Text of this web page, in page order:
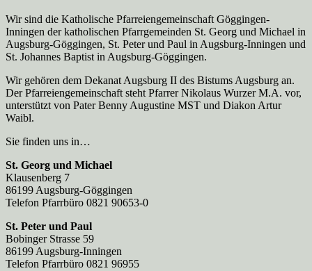
Wir sind die Katholische Pfarreien­gemeinschaft Göggingen-
Inningen der katholischen Pfarrgemeinden St. Georg und Michael in
Augsburg-Göggingen, St. Peter und Paul in Augsburg-Inningen und
St. Johannes Baptist in Augsburg-Göggingen.
Wir gehören dem Dekanat Augsburg II des Bistums Augsburg an.
Der Pfarreien­gemeinschaft steht Pfarrer Nikolaus Wurzer M.A. vor,
unterstützt von Pater Benny Augustine MST und Diakon Artur
Waibl.
Sie finden uns in…
St. Georg und Michael
Klausenberg 7
86199 Augsburg-Göggingen
Telefon Pfarrbüro 0821 90653-0
St. Peter und Paul
Bobinger Strasse 59
86199 Augsburg-Inningen
Telefon Pfarrbüro 0821 96955